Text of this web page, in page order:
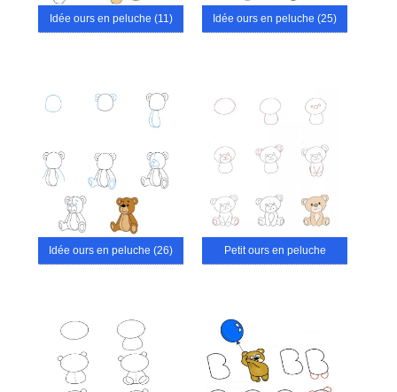
Idée ours en peluche (11) Idée ours en peluche (25)
Idée ours en peluche (26) Petit ours en peluche